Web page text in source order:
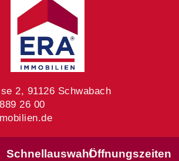
2, 91126 Schwabach
26 00
SchnellauswahlÖffnungszeiten